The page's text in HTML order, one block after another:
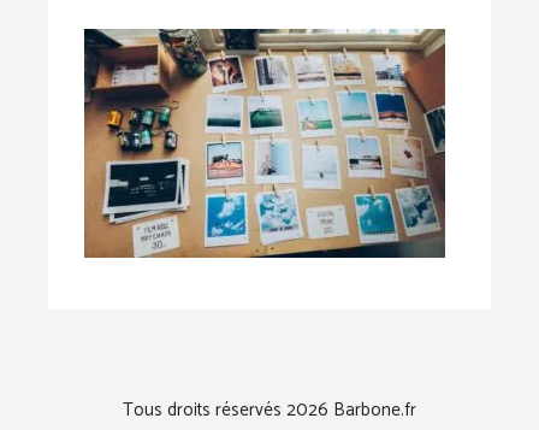
Tous droits réservés 2026 Barbone.fr